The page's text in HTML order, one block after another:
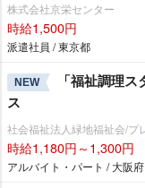
株式会社京栄センター
時給1,500円
派遣社員 / 東京都
NEW
「福祉調理
ス
社会福祉法人緑地福祉会/プ
時給1,180円～1,300円
アルバイト・パート / 大阪府